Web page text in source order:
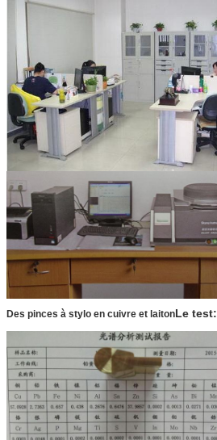
Des pinces à stylo en cuivre et laitonLe test: